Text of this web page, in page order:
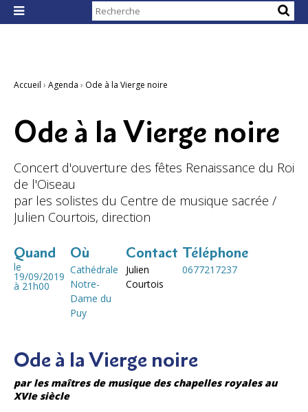

Chercher par
Recherche
Accueil › Agenda › Ode à la Vierge noire
Ode à la Vierge noire
Concert d'ouverture des fêtes Renaissance du Roi
de l'Oiseau
par les solistes du Centre de musique sacrée /
Julien Courtois, direction
Quand
le
19/09/2019
à 21h00
Où
Cathédrale
Notre-
Dame du
Puy
Contact
Julien
Courtois
Téléphone
0677217237
Ode à la Vierge noire
par les maîtres de musique des chapelles royales au
XVIe siècle​